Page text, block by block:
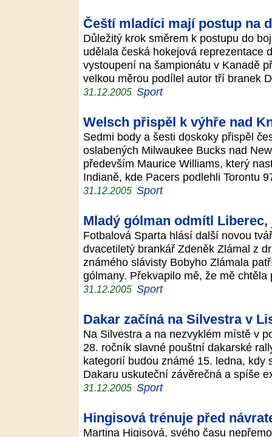
Čeští mladíci mají postup na
Důležitý krok směrem k postupu do
udělala česká hokejová reprezentace
vystoupení na šampionátu v Kanadě
velkou měrou podílel autor tří branek
31.12.2005 Sport
Welsch přispěl k výhře nad
Sedmi body a šesti doskoky přispěl
oslabených Milwaukee Bucks nad
především Maurice Williams, který
Indianě, kde Pacers podlehli Torontu
31.12.2005 Sport
Mladý gólman odmítl
Fotbalová Sparta hlásí další novou
dvacetiletý brankář Zdeněk Zlámal z
známého slávisty Bobyho Zlámala
gólmany. Překvapilo mě, že mě
31.12.2005 Sport
Dakar začíná na Silvestra v
Na Silvestra a na nezvyklém místě v
28. ročník slavné pouštní dakarské
kategorií budou známé 15. ledna, kdy
Dakaru uskuteční závěrečná a spíše
31.12.2005 Sport
Hingisová trénuje před
Martina Higisová, svého času